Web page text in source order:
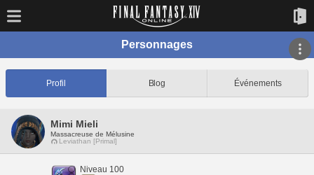
Personnages
Profil Blog Événements
Mimi Mieli
Massacreuse de Mélusine
Leviathan [Primal]
Niveau 100